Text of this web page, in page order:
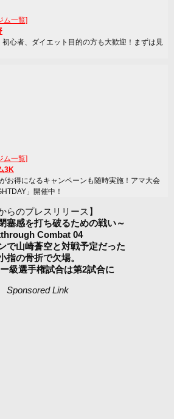
ム一覧]
心者、ダイエット目的の方も大歓迎！まずは見
ム一覧]
3K
お得になるキャンペーンも随時実施！アマ大会
」開催中！
らのプレスリリース】
塞感を打ち破るための戦い～
Combat 04
で山崎蒼空と対戦予定だった
指の骨折で欠場。
級選手権試合は第2試合に
Sponsored Link